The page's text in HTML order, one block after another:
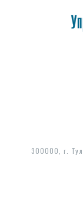
300000, г.